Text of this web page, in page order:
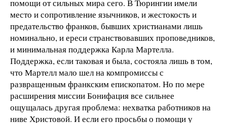
помощи от сильных мира сего. В Тюрингии имели
место и сопротивление язычников, и жестокость и
предательство франков, бывших христианами лишь
номинально, и ереси странствовавших проповедников,
и минимальная поддержка Карла Мартелла.
Поддержка, если таковая и была, состояла лишь в том,
что Мартелл мало шел на компромиссы с
развращенным франкским епископатом. Но по мере
расширения миссии Бонифация все сильнее
ощущалась другая проблема: нехватка работников на
ниве Христовой. И если его просьбы о помощи у